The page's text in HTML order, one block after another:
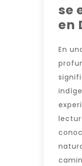
se
en
En